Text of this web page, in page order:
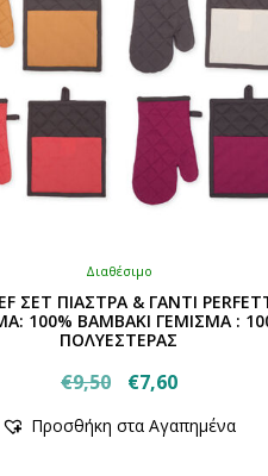
Διαθέσιμο
ΣΕΤ ΠΙΑΣΤΡΑ & ΓΑΝΤΙ
100% BAMBAKI ΓΕΜΙΣΜΑ :
ΠΟΛΥΕΣΤΕΡΑΣ
€9,50
Original
was:
€7,60Η
τιμή
το
Προσθήκη στα Αγαπημένα